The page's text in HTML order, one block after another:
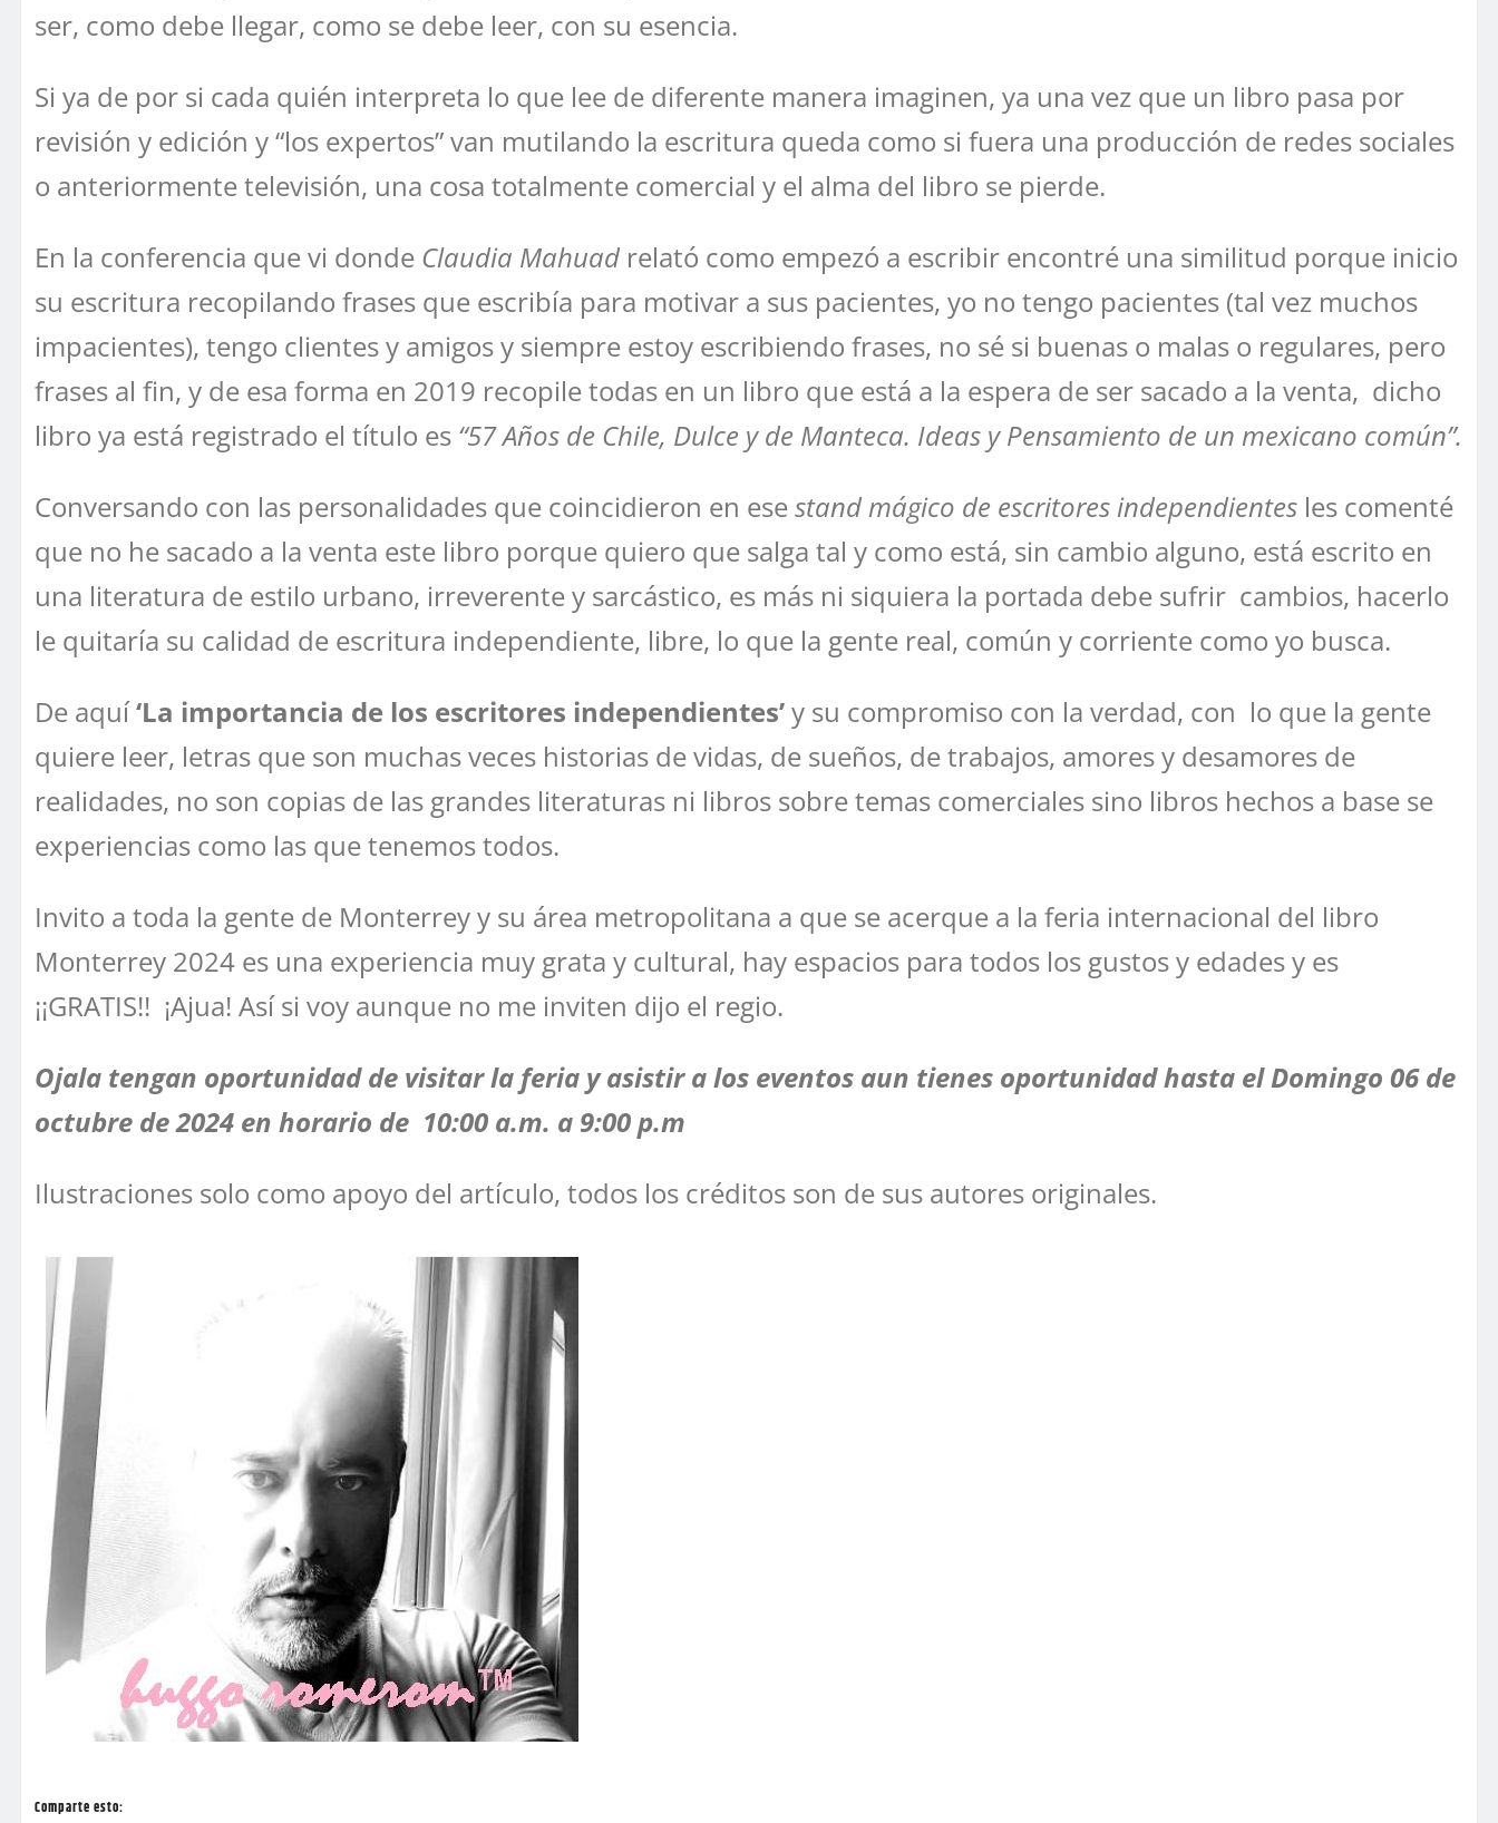
ser, como debe llegar, como se debe leer, con su esencia.
Si ya de por si cada quién interpreta lo que lee de diferente manera imaginen, ya una vez que un libro pasa por
revisión y edición y “los expertos” van mutilando la escritura queda como si fuera una producción de redes sociales
o anteriormente televisión, una cosa totalmente comercial y el alma del libro se pierde.
En la conferencia que vi donde Claudia Mahuadrelató como empezó a escribir encontré una similitud porque inicio
su escritura recopilando frases que escribía para motivar a sus pacientes, yo no tengo pacientes (tal vez muchos
impacientes), tengo clientes y amigos y siempre estoy escribiendo frases, no sé si buenas o malas o regulares, pero
frases al fin, y de esa forma en 2019 recopile todas en un libro que está a la espera de ser sacado a la venta, dicho
libro ya está registrado el título es “57 Años de Chile, Dulce y de Manteca. Ideas y Pensamiento de un mexicano común”.
Conversando con las personalidades que coincidieron en esestand mágico de escritores independientes les comenté
que no he sacado a la venta este libro porque quiero que salga tal y como está, sin cambio alguno, está escrito en
una literatura de estilo urbano, irreverente y sarcástico, es más ni siquiera la portada debe sufrir cambios, hacerlo
le quitaría su calidad de escritura independiente, libre, lo que la gente real, común y corriente como yo busca.
De aquí‘La importancia de los escritores independientes’y su compromiso con la verdad, con lo que la gente
quiere leer, letras que son muchas veces historias de vidas, de sueños, de trabajos, amores y desamores de
realidades, no son copias de las grandes literaturas ni libros sobre temas comerciales sino libros hechos a base se
experiencias como las que tenemos todos.
Invito a toda la gente de Monterrey y su área metropolitana a que se acerque a la feria internacional del libro
Monterrey 2024 es una experiencia muy grata y cultural, hay espacios para todos los gustos y edades y es
¡¡GRATIS!! ¡Ajua! Así si voy aunque no me inviten dijo el regio.
Ojala tengan oportunidad de visitar la feria y asistir a los eventos aun tienes oportunidad hasta el Domingo 06 de
octubre de 2024 en horario de 10:00 a.m. a 9:00 p.m
Ilustraciones solo como apoyo del artículo, todos los créditos son de sus autores originales.
Comparte esto: